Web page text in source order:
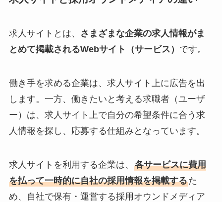
求人サイトとは、
さまざまな企業の求人情報がま
とめて掲載されるWebサイト（サービス） です。
働き手を求める企業は、求人サイト上に広告を出
します。一方、働きたいと考える求職者（ユーザ
ー）は、求人サイト上で自分の希望条件に合う求
人情報を探し、応募する仕組みとなっています。
求人サイトを利用する企業は、 各サービスに費用
を払って一時的に自社の採用情報を掲載するた
め、自社で保有・運営する採用オウンドメディア